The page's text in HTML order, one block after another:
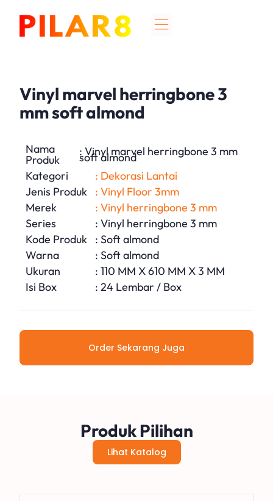
Vinyl marvel herringbone 3
mm soft almond
Nama
Produk
: Vinyl marvel herringbone 3 mm
soft almond
Kategori
: Dekorasi Lantai
Jenis Produk
: Vinyl Floor 3mm
Merek
: Vinyl herringbone 3 mm
Series
: Vinyl herringbone 3 mm
Kode Produk
: Soft almond
Warna
: Soft almond
Ukuran
: 110 MM X 610 MM X 3 MM
Isi Box
: 24 Lembar / Box
Order Sekarang Juga
Produk Pilihan
Lihat Katalog